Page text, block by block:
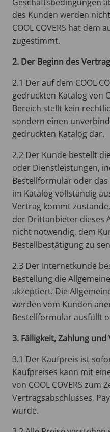
des Kunden werden
COOL COVERS hat dem
zugestimmt.
2. Der Beginn des
2.1 Der auf dem COOL
gedruckten Katalog von
Bereich stellt kein
sondern einen
gedruckten Katalog dar.
2.2 Der Kunde bestellt
oder Dienstleistungen,
Bestellformular oder
im Katalog vollständig
Vertrag kommt zustande,
der Drittanbieter dieses
nicht notwendig, dem
Bestellbestätigung zu
2.3 Der Internetkunde
Bestellung die
akzeptiert. Die
werden vom Kunden
Bestellformular ausfüllt
3. Fälligkeit, Zahlung und
3.1 Der Kaufpreis ist
Kaufpreises kann mit
von COOL COVERS zum
Vertragsabschlusses,
wurde.